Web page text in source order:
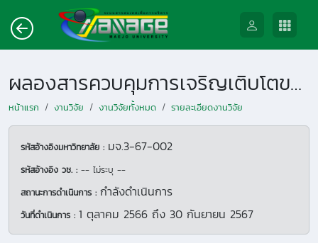
ผลองสารควบคุมการเจริญเติบโตของพืชและการให้ปุ้ยต่อการเจริญเติบโตของต้นกล้ากาแฟในพื้นที่จังหวัดเชียงใหม่
หน้าแรก งานวิจัย งานวิจัยทั้งหมด รายละเอียดงานวิจัย
รหัสอ้างอิงมหาวิทยาลัย : มจ.3-67-002
รหัสอ้างอิง วช. : -- ไม่ระบุ --
สถานะการดำเนินการ : กำลังดำเนินการ
วันที่ดำเนินการ : 1 ตุลาคม 2566 ถึง 30 กันยายน 2567